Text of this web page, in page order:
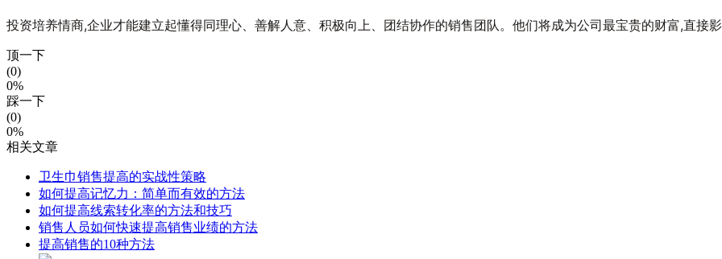
投资培养情商,企业才能建立起懂得同理心、善解人意、积极向上、团结协作的销售团队。他们将成为公司最宝贵的财富,直接影
顶一下
(0)
0%
踩一下
(0)
0%
相关文章
卫生巾销售提高的实战性策略
如何提高记忆力：简单而有效的方法
如何提高线索转化率的方法和技巧
销售人员如何快速提高销售业绩的方法
提高销售的10种方法